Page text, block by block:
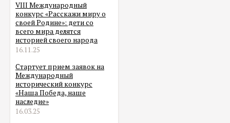
VIII Международный
конкурс «Расскажи миру о
своей Родине»: дети со
всего мира делятся
историей своего народа
16.11.25
Стартует прием заявок на
Международный
исторический конкурс
«Наша Победа, наше
наследие»
16.03.25